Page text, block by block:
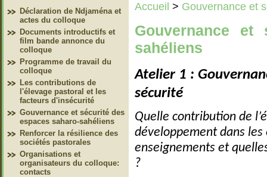
Déclaration de Ndjaména et
actes du colloque
Documents introductifs et
film bande annonce du
colloque
Programme de travail du
colloque
Les contributions de
l'élevage pastoral et les
facteurs d'insécurité
Gouvernance et sécurité des
espaces saharo-sahéliens
Renforcer la résilience des
sociétés pastorales
Organisations et
organisateurs du colloque:
contacts
Accueil > Gouvernance et
Gouvernance et
sahéliens
Atelier 1 :
sécurité
Quelle contribution de
développement dans les
enseignements et
?